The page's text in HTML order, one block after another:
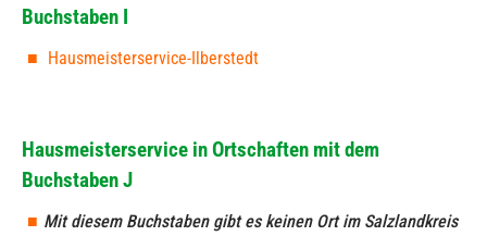
Buchstaben I
Hausmeisterservice-Ilberstedt
Hausmeisterservice in Ortschaften mit dem
Buchstaben J
Mit diesem Buchstaben gibt es keinen Ort im Salzlandkreis